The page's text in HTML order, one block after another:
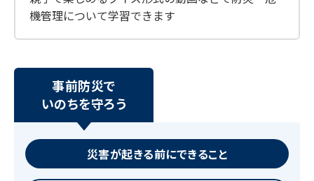
機管理について学習できます
事前防災で
いのちを守ろう
災害が起きる前にできること